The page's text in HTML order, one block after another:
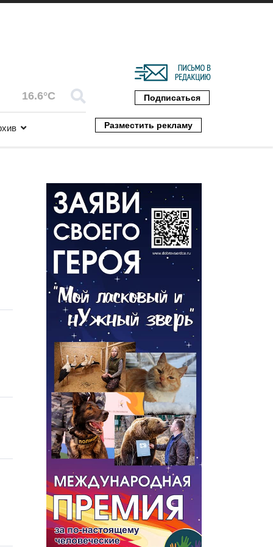
16.6°C Подписаться
Разместить рекламу